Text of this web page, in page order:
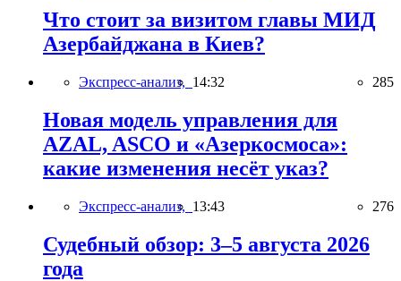
Что стоит за визитом главы МИД
Азербайджана в Киев?
Экспресс-анализ, 14:32 285
Новая модель управления для
AZAL, ASCO и «Азеркосмоса»:
какие изменения несёт указ?
Экспресс-анализ, 13:43 276
Судебный обзор: 3–5 августа 2026
года